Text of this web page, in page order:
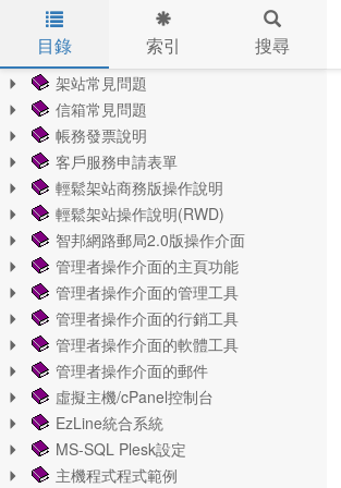
Skip to main content
目錄 索引 搜尋
架站常見問題
信箱常見問題
帳務發票說明
客戶服務申請表單
輕鬆架站商務版操作說明
輕鬆架站操作說明(RWD)
智邦網路郵局2.0版操作介面
管理者操作介面的主頁功能
管理者操作介面的管理工具
管理者操作介面的行銷工具
管理者操作介面的軟體工具
管理者操作介面的郵件
虛擬主機/cPanel控制台
EzLine統合系統
MS-SQL Plesk設定
主機程式程式範例